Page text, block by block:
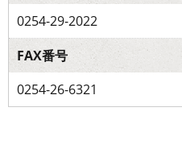
0254-29-2022
FAX番号
0254-26-6321